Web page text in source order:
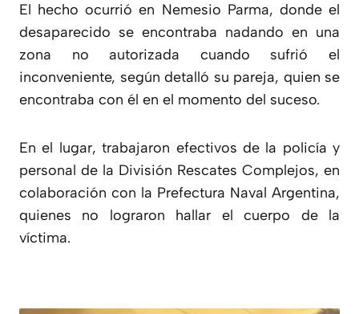
El hechoocurrió en Nemesio Parma, donde el
desaparecido se encontraba nadando en una
zona no autorizada cuando sufrió el
inconveniente, según detalló su pareja, quien se
encontraba con él en el momento del suceso.
En el lugar, trabajaron efectivos de la policía y
personal de la División Rescates Complejos, en
colaboración con la Prefectura Naval Argentina,
quienes no lograron hallar el cuerpo de la
víctima.